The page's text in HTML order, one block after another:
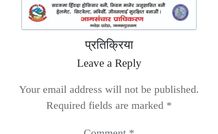
प्रतिक्रिया
Leave a Reply
Your email address will not be published.
Required fields are marked *